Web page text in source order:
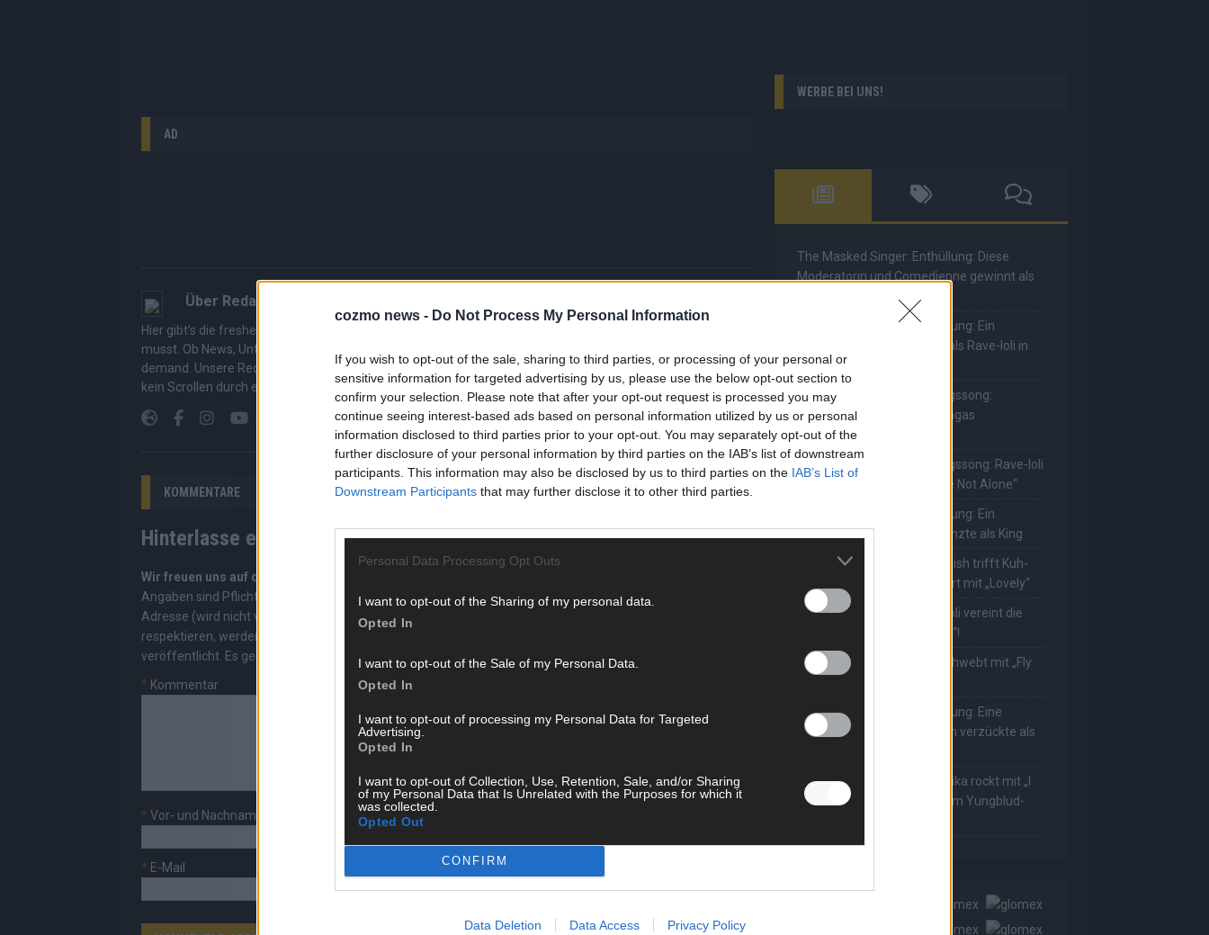
cozmo news - Do Not Process My Personal Information
If you wish to opt-out of the sale, sharing to third parties, or processing of your personal or
sensitive information for targeted advertising by us, please use the below opt-out section to
confirm your selection. Please note that after your opt-out request is processed you may
continue seeing interest-based ads based on personal information utilized by us or personal
information disclosed to third parties prior to your opt-out. You may separately opt-out of the
further disclosure of your personal information by third parties on the IAB’s list of downstream
participants. This information may also be disclosed by us to third parties on the IAB’s List of
Downstream Participants that may further disclose it to other third parties.
Personal Data Processing Opt Outs
I want to opt-out of the Sharing of my personal data.
Opted In
I want to opt-out of the Sale of my Personal Data.
Opted In
I want to opt-out of processing my Personal Data for Targeted
Advertising.
Opted In
I want to opt-out of Collection, Use, Retention, Sale, and/or Sharing
of my Personal Data that Is Unrelated with the Purposes for which it
was collected.
Opted Out
CONFIRM
Data Deletion Data Access Privacy Policy
AD
Über Redaktion | FLASH
Hier gibt’s die freshesten Streams, die spannendsten Videos und alles, was du gerade unbedingt sehen
musst. Ob News, Unterhaltung oder Specials – wir bringen dir die Inhalte direkt auf den Screen, live oder on-
demand. Unsere Redaktion kuratiert die Clips, Streams und Highlights extra für dich. Kein langes Suchen,
kein Scrollen durch endlose Seiten – einfach einschalten, mitfiebern und nichts verpassen.
KOMMENTARE
Hinterlasse einen Kommentar
Wir freuen uns auf deinen Beitrag!
Angaben sind Pflichtfelder. Bitte nutze deinen Klarnamen (Vor- und Nachname) und eine gültige E-Mail-
Adresse (wird nicht veröffentlicht). Wir prüfen jeden Kommentar kurz. Beiträge, die unsere
respektieren, werden freigeschaltet; Hassrede, Beleidigungen, Hetze, Spam oder Werbung werden nicht
veröffentlicht. Es gelten unsere
Datenschutzvereinbarungen
* Kommentar
* Vor- und Nachname
* E-Mail
WERBE BEI UNS!
The Masked Singer: Enthüllung: Diese
Moderatorin und Comedienne gewinnt als
The Masked Singer: Enthüllung: Ein
deutscher Sänger hat sich als Rave-Ioli in
die Herzen gesungen
The Masked Singer: Lieblingssong:
Muuhnika kehrt mit Lady Gagas
„Abracadabra“ zurück
The Masked Singer: Lieblingssong: Rave-Ioli
berührt erneut mit „You Are Not Alone“
The Masked Singer: Enthüllung: Ein
deutscher Schauspieler glänzte als King
The Masked Singer: Billie Eilish trifft Kuh-
Power! Muuhnika verzaubert mit „Lovely“
The Masked Singer: Rave-Ioli vereint die
Welt mit „We Are The World“!
The Masked Singer: King schwebt mit „Fly
The Masked Singer: Enthüllung: Eine
österreichische Moderatorin verzückte als
The Masked Singer: Muuhnika rockt mit „I
Was Made For Loving You“ im Yungblud-